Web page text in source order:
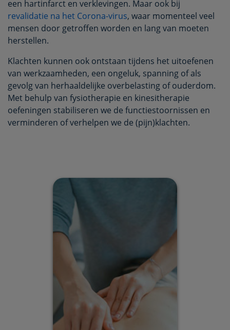
een hartinfarct en verklevingen. Maar ook bij
revalidatie na het Corona-virus, waar momenteel veel
mensen door getroffen worden en lang van moeten
herstellen.
Klachten kunnen ook ontstaan tijdens het uitoefenen
van werkzaamheden, een ongeluk, spanning of als
gevolg van herhaaldelijke overbelasting of ouderdom.
Met behulp van fysiotherapie en kinesitherapie
oefeningen stabiliseren we de functiestoornissen en
verminderen of verhelpen we de (pijn)klachten.